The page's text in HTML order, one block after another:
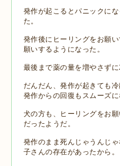
発作が起こるとパニックに
た。
発作後にヒーリングをお願
願いするようになった。
最後まで薬の量を増やさず
だんだん、発作が起きても
発作からの回復もスムーズに
犬の方も、ヒーリングをお
だったようだ。
発作のまま死んじゃうんじ
子さんの存在があったから。